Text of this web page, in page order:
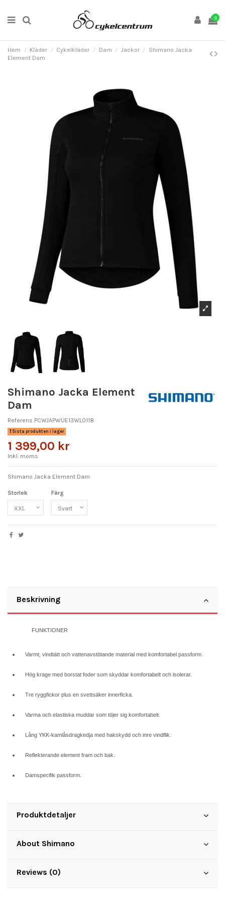
0
Hem Kläder Cykelkläder Dam Jackor
Shimano Jacka
Element Dam
Shimano Jacka Element
Dam
Referens PCWJAPWUE13WL0118
Sista produkten i lager
1 399,00 kr
Inkl. moms
Shimano Jacka Element Dam
Storlek Färg
Beskrivning
FUNKTIONER
Varmt, vindtätt och vattenavstötande material med komfortabel passform.
Hög krage med borstat foder som skyddar komfortabelt och isolerar.
Tre ryggfickor plus en svettsäker innerficka.
Varma och elastiska muddar som töjer sig komfortabelt.
Lång YKK-kamlåsdragkedja med hakskydd och inre vindflik.
Reflekterande element fram och bak.
Damspecifik passform.
Produktdetaljer
About Shimano
Reviews (0)